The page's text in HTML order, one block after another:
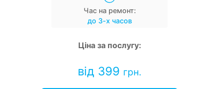
Час на ремонт:
до 3-х часов
Ціна за послугу:
від 399 грн.